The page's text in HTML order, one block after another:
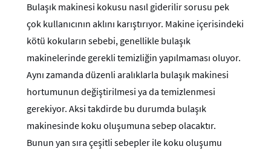
Bulaşık makinesi kokusu nasıl giderilir sorusu pek
çok kullanıcının aklını karıştırıyor. Makine içerisindeki
kötü kokuların sebebi, genellikle bulaşık
makinelerinde gerekli temizliğin yapılmaması oluyor.
Aynı zamanda düzenli aralıklarla bulaşık makinesi
hortumunun değiştirilmesi ya da temizlenmesi
gerekiyor. Aksi takdirde bu durumda bulaşık
makinesinde koku oluşumuna sebep olacaktır.
Bunun yan sıra çeşitli sebepler ile koku oluşumu